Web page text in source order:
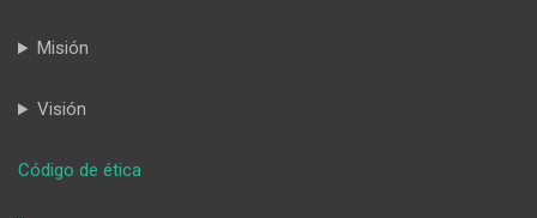
Misión
Visión
Código de ética